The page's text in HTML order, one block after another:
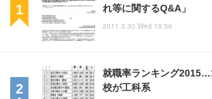
れ等に関するQ&A」
2011.3.30 Wed 19:56
就職率ランキング
校が工科系